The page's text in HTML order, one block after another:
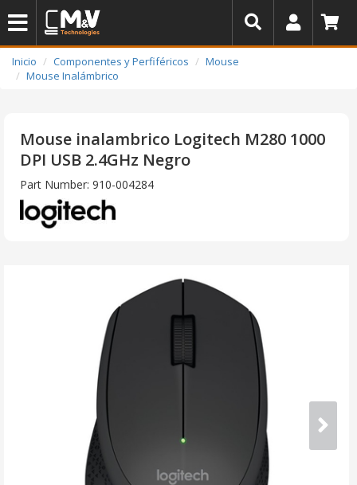
Inicio Componentes y Perfiféricos
Mouse
Mouse Inalámbrico
Mouse inalambrico Logitech M280 1000
DPI USB 2.4GHz Negro
Part Number: 910-004284